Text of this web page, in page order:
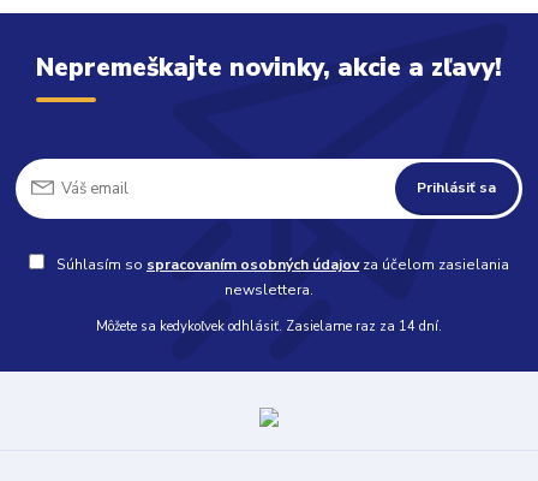
Nepremeškajte novinky, akcie a zľavy!
Prihlásiť sa
Súhlasím so spracovaním osobných údajovza účelom zasielania
newslettera.
Môžete sa kedykoľvek odhlásiť. Zasielame raz za 14 dní.